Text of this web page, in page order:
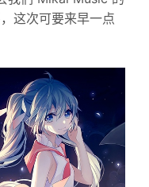
这次可要来早一点